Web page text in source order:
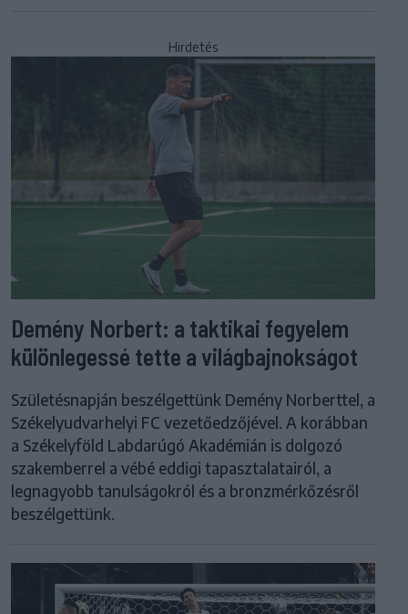
Hirdetés
Demény Norbert: a taktikai fegyelem
különlegessé tette a világbajnokságot
Születésnapján beszélgettünk Demény Norberttel, a
Székelyudvarhelyi FC vezetőedzőjével. A korábban
a Székelyföld Labdarúgó Akadémián is dolgozó
szakemberrel a vébé eddigi tapasztalatairól, a
legnagyobb tanulságokról és a bronzmérkőzésről
beszélgettünk.